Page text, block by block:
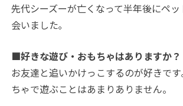
先代シーズーが亡くなって半年後にペ
会いました｡
■好きな遊び・おもちゃはありますか？
お友達と追いかけっこするのが好きで
ちゃで遊ぶことはあまりありません。